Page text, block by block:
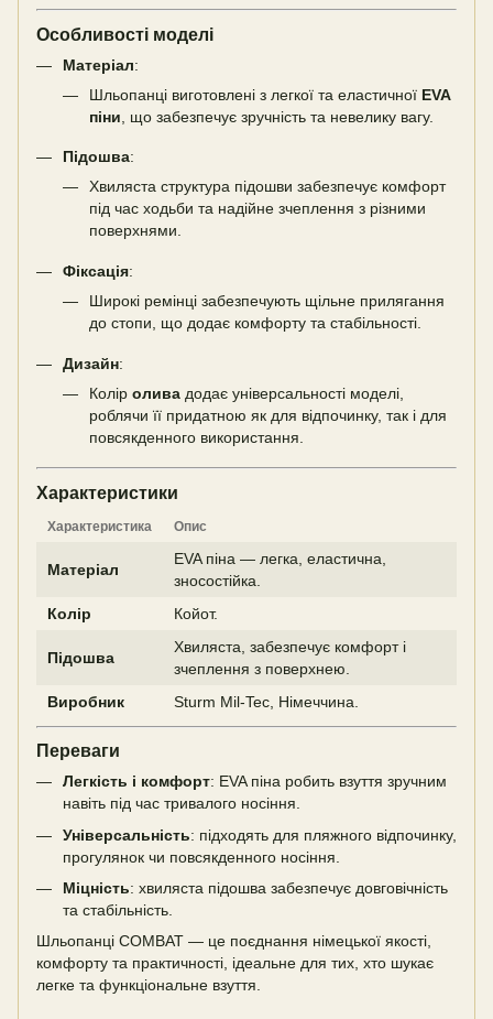
Особливості моделі
Матеріал:
Шльопанці виготовлені з легкої та еластичної EVA
піни , що забезпечує зручність та невелику вагу.
Підошва:
Хвиляста структура підошви забезпечує комфорт
під час ходьби та надійне зчеплення з різними
поверхнями.
Фіксація:
Широкі ремінці забезпечують щільне прилягання
до стопи, що додає комфорту та стабільності.
Дизайн:
Колір олива додає універсальності моделі,
роблячи її придатною як для відпочинку, так і для
повсякденного використання.
Характеристики
Характеристика Опис
Матеріал
EVA піна — легка, еластична,
зносостійка.
Колір
Койот.
Підошва
Хвиляста, забезпечує комфорт і
зчеплення з поверхнею.
Виробник
Sturm Mil-Tec, Німеччина.
Переваги
Легкість і комфорт: EVA піна робить взуття зручним
навіть під час тривалого носіння.
Універсальність: підходять для пляжного відпочинку,
прогулянок чи повсякденного носіння.
Міцність: хвиляста підошва забезпечує довговічність
та стабільність.
Шльопанці COMBAT — це поєднання німецької якості,
комфорту та практичності, ідеальне для тих, хто шукає
легке та функціональне взуття.